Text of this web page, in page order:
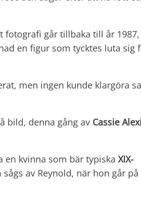
fotografi går tillbaka till år
en figur som tycktes luta sig
men ingen kunde klargöra
bild, denna gång av Cassie
en kvinna som bär typiska XIX-
av Reynold, när hon går på